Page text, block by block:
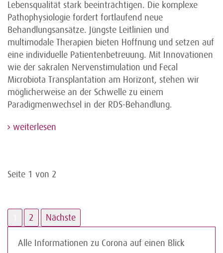
Lebensqualität stark beeinträchtigen. Die komplexe
Pathophysiologie fordert fortlaufend neue
Behandlungsansätze. Jüngste Leitlinien und
multimodale Therapien bieten Hoffnung und setzen auf
eine individuelle Patientenbetreuung. Mit Innovationen
wie der sakralen Nervenstimulation und Fecal
Microbiota Transplantation am Horizont, stehen wir
möglicherweise an der Schwelle zu einem
Paradigmenwechsel in der RDS-Behandlung.
weiterlesen
Seite 1 von 2
2 Nächste
Alle Informationen zu Corona auf einen Blick